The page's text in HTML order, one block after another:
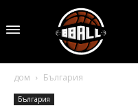
дом България
България